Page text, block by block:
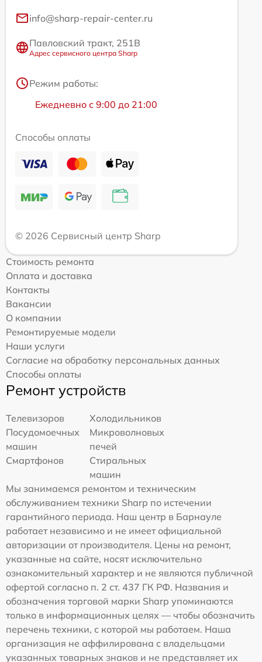
info@sharp-repair-center.ru
Павловский тракт, 251В
Адрес сервисного центра Sharp
Режим работы:
Ежедневно с 9:00 до 21:00
Способы оплаты
© 2026 Сервисный центр Sharp
Стоимость ремонта
Оплата и доставка
Контакты
Вакансии
О компании
Ремонтируемые модели
Наши услуги
Согласие на обработку персональных данных
Способы оплаты
Ремонт устройств
Телевизоров
Холодильников
Посудомоечных
машин
Микроволновых
печей
Смартфонов
Стиральных
машин
Мы занимаемся ремонтом и техническим
обслуживанием техники Sharp по истечении
гарантийного периода. Наш центр в Барнауле
работает независимо и не имеет официальной
авторизации от производителя. Цены на ремонт,
указанные на сайте, носят исключительно
ознакомительный характер и не являются публичной
офертой согласно п. 2 ст. 437 ГК РФ. Названия и
обозначения торговой марки Sharp упоминаются
только в информационных целях — чтобы обозначить
перечень техники, с которой мы работаем. Наша
организация не аффилирована с владельцами
указанных товарных знаков и не представляет их